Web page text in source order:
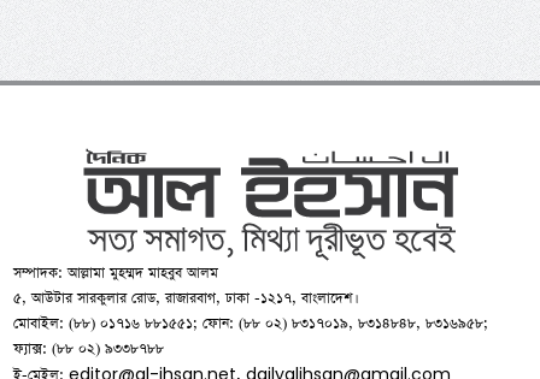
সম্পাদক: আল্লামা মুহম্মদ মাহবুব আলম
৫, আউটার সারকুলার রোড, রাজারবাগ, ঢাকা -১২১৭, বাংলাদেশ।
মোবাইল: (৮৮) ০১৭১৬ ৮৮১৫৫১; ফোন: (৮৮ ০২) ৮৩১৭০১৯, ৮৩১৪৮৪৮, ৮৩১৬৯৫৮;
ফ্যাক্স: (৮৮ ০২) ৯৩৩৮৭৮৮